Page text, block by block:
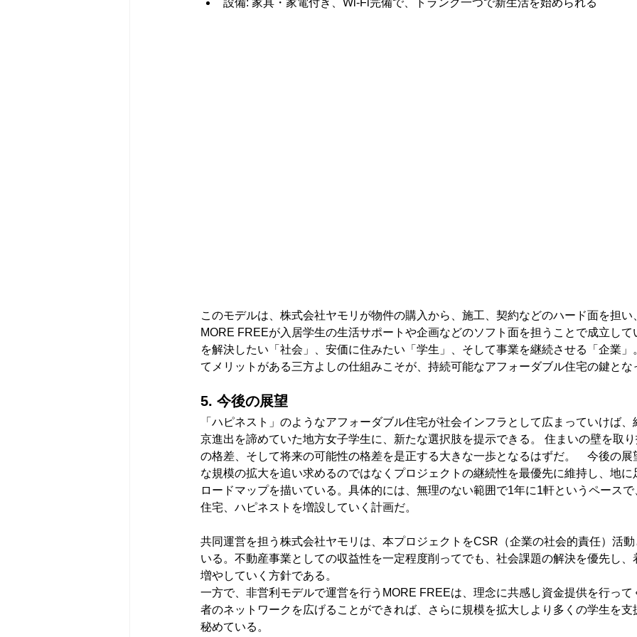
このモデルは、株式会社ヤモリが物件の購入から、施工、契約などのハード面を担い
MORE FREEが入居学生の生活サポートや企画などのソフト面を担うことで成立して
を解決したい「社会」、安価に住みたい「学生」、そして事業を継続させる「企業」
てメリットがある三方よしの仕組みこそが、持続可能なアフォーダブル住宅の鍵とな
5. 今後の展望
「ハピネスト」のようなアフォーダブル住宅が社会インフラとして広まっていけば
京進出を諦めていた地方女子学生に、新たな選択肢を提示できる。 住まいの壁を取
の格差、そして将来の可能性の格差を是正する大きな一歩となるはずだ。　今後の展
な規模の拡大を追い求めるのではなくプロジェクトの継続性を最優先に維持し、地に
ロードマップを描いている。具体的には、無理のない範囲で1年に1軒というペース
住宅、ハピネストを増設していく計画だ。
共同運営を担う株式会社ヤモリは、本プロジェクトをCSR（企業の社会的責任）活
いる。不動産事業としての収益性を一定程度削ってでも、社会課題の解決を優先し、
増やしていく方針である。
一方で、非営利モデルで運営を行うMORE FREEは、理念に共感し資金提供を行って
者のネットワークを広げることができれば、さらに規模を拡大しより多くの学生を支
秘めている。